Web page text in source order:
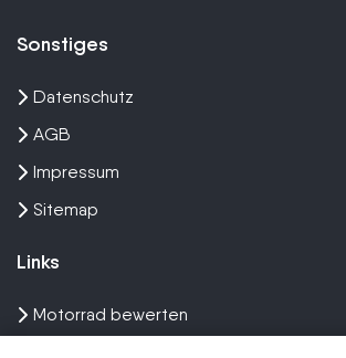
Sonstiges
Datenschutz
AGB
Impressum
Sitemap
Links
Motorrad bewerten